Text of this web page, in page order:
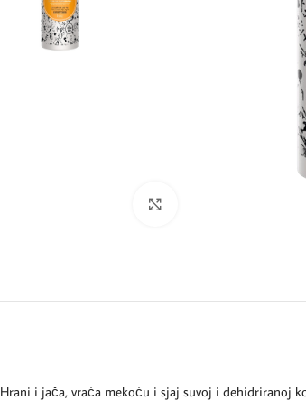
Hrani i jača, vraća mekoću i sjaj suvoj i dehidriranoj